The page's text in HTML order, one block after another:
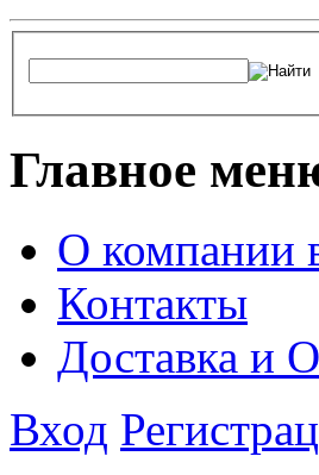
Главное
О компании
Контакты
Доставка и
Вход